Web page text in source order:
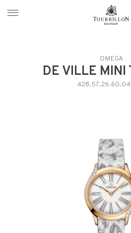
https://
OMEGA
DE VILLE MINI